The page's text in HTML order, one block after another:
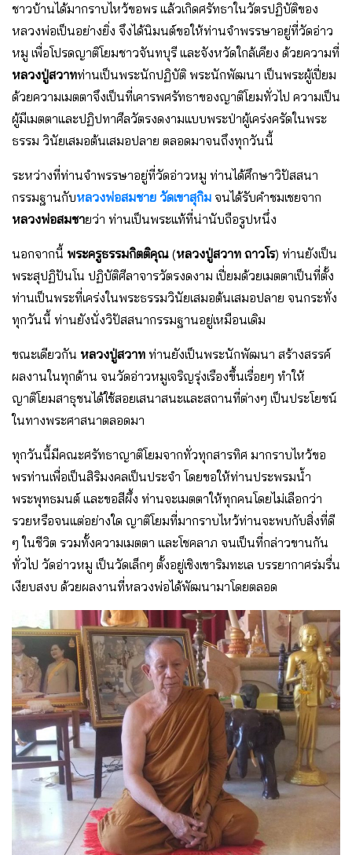
ชาวบ้านได้มากราบไหว้ขอพร แล้วเกิดศรัทธาในวัตรปฏิบัติของ
หลวงพ่อเป็นอย่างยิ่ง จึงได้นิมนต์ขอให้ท่านจำพรรษาอยู่ที่วัดอ่าว
หมู เพื่อโปรดญาติโยมชาวจันทบุรี และจังหวัดใกล้เคียง ด้วยความที่
หลวงปู่สวาทท่านเป็นพระนักปฏิบัติ พระนักพัฒนา เป็นพระผู้เปี่ยม
ด้วยความเมตตาจึงเป็นที่เคารพศรัทธาของญาติโยมทั่วไป ความเป็น
ผู้มีเมตตาและปฏิปทาศีลวัตรงดงามแบบพระป่าผู้เคร่งครัดในพระ
ธรรม วินัยเสมอต้นเสมอปลาย ตลอดมาจนถึงทุกวันนี้
ระหว่างที่ท่านจำพรรษาอยู่ที่วัดอ่าวหมู ท่านได้ศึกษาวิปัสสนา
กรรมฐานกับหลวงพ่อสมชาย วัดเขาสุกิม จนได้รับคำชมเชยจาก
หลวงพ่อสมชายว่า ท่านเป็นพระแท้ที่น่านับถือรูปหนึ่ง
นอกจากนี้ พระครูธรรมกิตติคุณ (หลวงปู่สวาท ถาวโร) ท่านยังเป็น
พระสุปฏิปันโน ปฏิบัติศีลาจารวัตรงดงาม เปี่ยมด้วยเมตตาเป็นที่ตั้ง
ท่านเป็นพระที่เคร่งในพระธรรมวินัยเสมอต้นเสมอปลาย จนกระทั่ง
ทุกวันนี้ ท่านยังนั่งวิปัสสนากรรมฐานอยู่เหมือนเดิม
ขณะเดียวกัน หลวงปู่สวาท ท่านยังเป็นพระนักพัฒนา สร้างสรรค์
ผลงานในทุกด้าน จนวัดอ่าวหมูเจริญรุ่งเรืองขึ้นเรื่อยๆ ทำให้
ญาติโยมสาธุชนได้ใช้สอยเสนาสนะและสถานที่ต่างๆ เป็นประโยชน์
ในทางพระศาสนาตลอดมา
ทุกวันนี้มีคณะศรัทธาญาติโยมจากทั่วทุกสารทิศ มากราบไหว้ขอ
พรท่านเพื่อเป็นสิริมงคลเป็นประจำ โดยขอให้ท่านประพรมน้ำ
พระพุทธมนต์ และขอสีผึ้ง ท่านจะเมตตาให้ทุกคนโดยไม่เลือกว่า
รวยหรือจนแต่อย่างใด ญาติโยมที่มากราบไหว้ท่านจะพบกับสิ่งที่ดี
ๆ ในชีวิต รวมทั้งความเมตตา และโชคลาภ จนเป็นที่กล่าวขานกัน
ทั่วไป วัดอ่าวหมู เป็นวัดเล็กๆ ตั้งอยู่เชิงเขาริมทะเล บรรยากาศร่มรื่น
เงียบสงบ ด้วยผลงานที่หลวงพ่อได้พัฒนามาโดยตลอด